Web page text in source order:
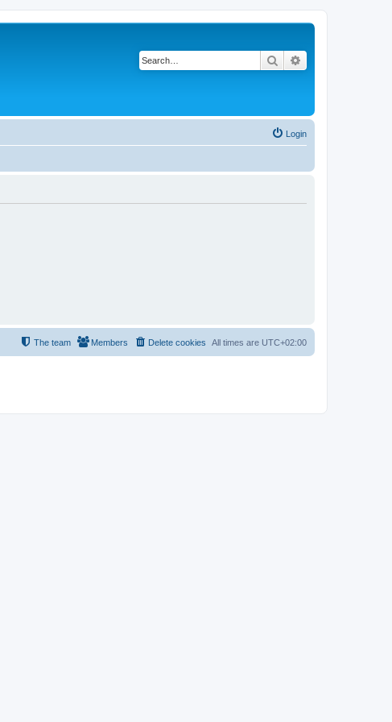
Search
Login
All times are UTC+02:00
Delete cookies
Members
The team